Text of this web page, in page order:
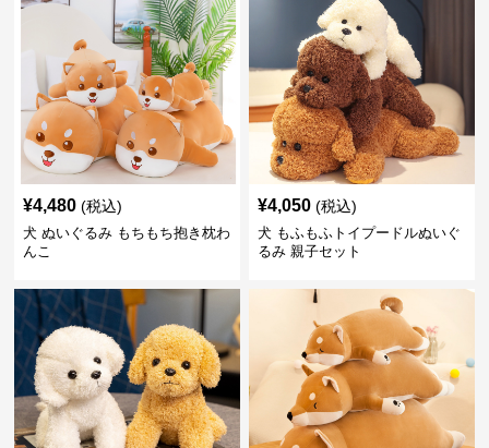
¥4,480 (税込)
犬 ぬいぐるみ もちもち抱き枕わ
んこ
¥4,050 (税込)
犬 もふもふトイプードルぬいぐ
るみ 親子セット